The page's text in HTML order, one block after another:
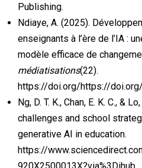
Publishing.
Ndiaye, A. (2025).
enseignants à l’ère de l’IA :
modèle efficace de
médiatisations(22).
https://doi.org/https://
Ng, D. T. K., Chan, E. K. C., &
challenges and school
generative AI in education.
https://